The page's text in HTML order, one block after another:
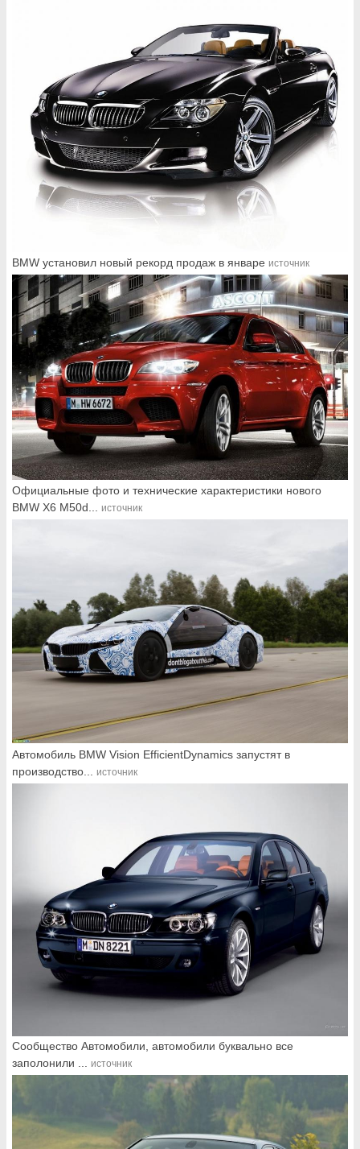
BMW установил новый рекорд продаж в январе источник
Официальные фото и технические характеристики нового
BMW X6 M50d... источник
Автомобиль BMW Vision EfficientDynamics запустят в
производство...
источник
Сообщество Автомобили, автомобили буквально все
заполонили ... источник